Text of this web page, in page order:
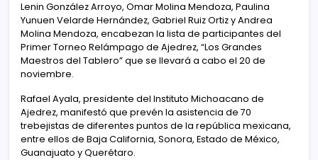
Lenin González Arroyo, Omar Molina Mendoza, Paulina
Yunuen Velarde Hernández, Gabriel Ruiz Ortiz y Andrea
Molina Mendoza, encabezan la lista de participantes del
Primer Torneo Relámpago de Ajedrez, “Los Grandes
Maestros del Tablero” que se llevará a cabo el 20 de
noviembre.
Rafael Ayala, presidente del Instituto Michoacano de
Ajedrez, manifestó que prevén la asistencia de 70
trebejistas de diferentes puntos de la república mexicana,
entre ellos de Baja California, Sonora, Estado de México,
Guanajuato y Querétaro.